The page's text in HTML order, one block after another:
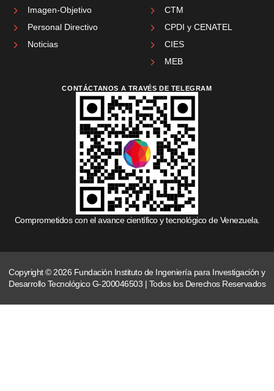
Imagen-Objetivo
Personal Directivo
Noticias
CTM
CPDI y CENATEL
CIES
MEB
CONTÁCTANOS A TRAVÉS DE TELEGRAM
Comprometidos con el avance científico y tecnológico de Venezuela.
Copyright © 2026 Fundación Instituto de Ingeniería para Investigación y
Desarrollo Tecnológico G-200046503 | Todos los Derechos Reservados